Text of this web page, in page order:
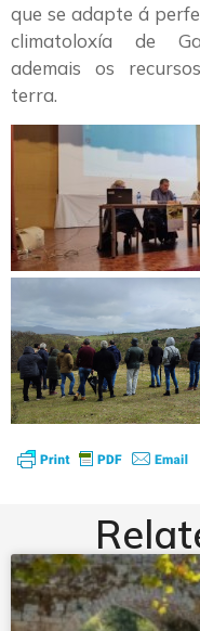
que se adapte á
climatoloxía de
ademais os
terra.